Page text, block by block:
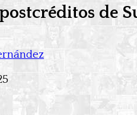
de